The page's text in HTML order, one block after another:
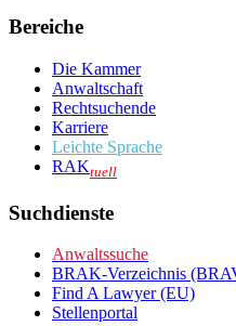
Bereiche
Die Kammer
Anwaltschaft
Rechtsuchende
Karriere
Leichte Sprache
RAKtuell
Suchdienste
Anwaltssuche
BRAK-Verzeichnis
Find A Lawyer (EU)
Stellenportal